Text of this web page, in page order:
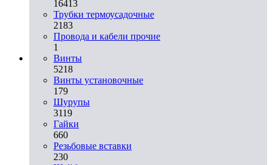
16413
Трубки термоусадочные
2183
Провода и кабели прочие
1
Винты
5218
Винты установочные
179
Шурупы
3119
Гайки
660
Резьбовые вставки
230